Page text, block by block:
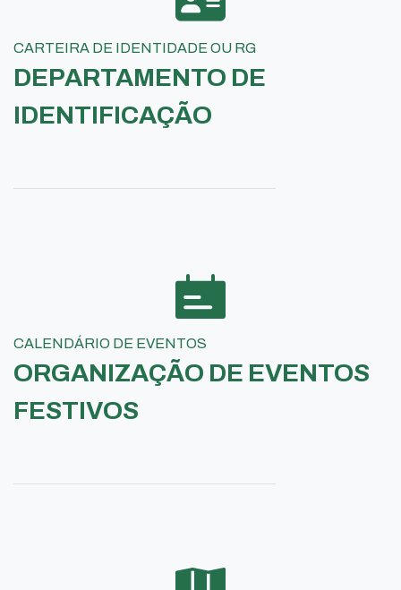
CARTEIRA DE IDENTIDADE OU RG
DEPARTAMENTO DE
IDENTIFICAÇÃO
CALENDÁRIO DE EVENTOS
ORGANIZAÇÃO DE EVENTOS
FESTIVOS